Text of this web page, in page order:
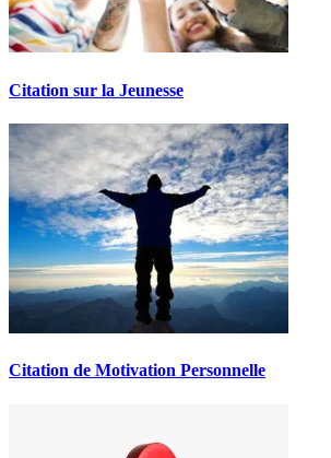
Citation sur la Jeunesse
Citation de Motivation Personnelle